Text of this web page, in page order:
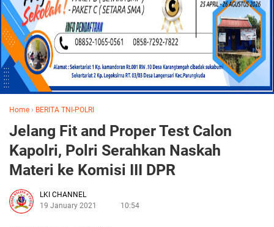
Home › BERITA TNI-POLRI
Jelang Fit and Proper Test Calon
Kapolri, Polri Serahkan Naskah
Materi ke Komisi III DPR
LKI CHANNEL
19 January 2021
10:54